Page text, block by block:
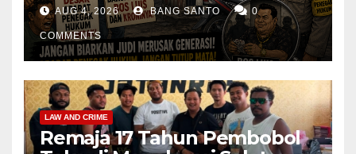
Tangkap Bandar Luis dan
Kroninya
AUG 4, 2026 BANG SANTO 0
COMMENTS
LAW AND CRIME
Remaja 17 Tahun Pembobol